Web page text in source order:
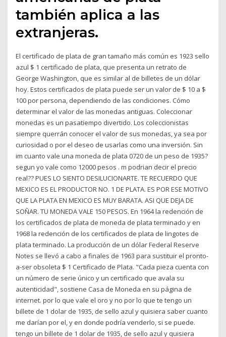
también aplica a las
extranjeras.
El certificado de plata de gran tamaño más común es 1923 sello
azul $ 1 certificado de plata, que presenta un retrato de
George Washington, que es similar al de billetes de un dólar
hoy. Estos certificados de plata puede ser un valor de $ 10 a $
100 por persona, dependiendo de las condiciones. Cómo
determinar el valor de las monedas antiguas. Coleccionar
monedas es un pasatiempo divertido. Los coleccionistas
siempre querrán conocer el valor de sus monedas, ya sea por
curiosidad o por el deseo de usarlas como una inversión. Sin
im cuanto vale una moneda de plata 0720 de un peso de 1935?
segun yo vale como 12000 pesos . m podrian decir el precio
real?? PUES LO SIENTO DESILUCIONARTE. TE RECUERDO QUE
MEXICO ES EL PRODUCTOR NO. 1 DE PLATA. ES POR ESE MOTIVO
QUE LA PLATA EN MEXICO ES MUY BARATA. ASI QUE DEJA DE
SOÑAR. TU MONEDA VALE 150 PESOS. En 1964 la redención de
los certificados de plata de moneda de plata terminado y en
1968 la redención de los certificados de plata de lingotes de
plata terminado. La producción de un dólar Federal Reserve
Notes se llevó a cabo a finales de 1963 para sustituir el pronto-
a-ser obsoleta $ 1 Certificado de Plata. "Cada pieza cuenta con
un número de serie único y un certificado que avala su
autenticidad", sostiene Casa de Moneda en su página de
internet. por lo que vale el oro y no por lo que te tengo un
billete de 1 dolar de 1935, de sello azul y quisiera saber cuanto
me darían por el, y en donde podría venderlo, si se puede.
tengo un billete de 1 dolar de 1935, de sello azul y quisiera